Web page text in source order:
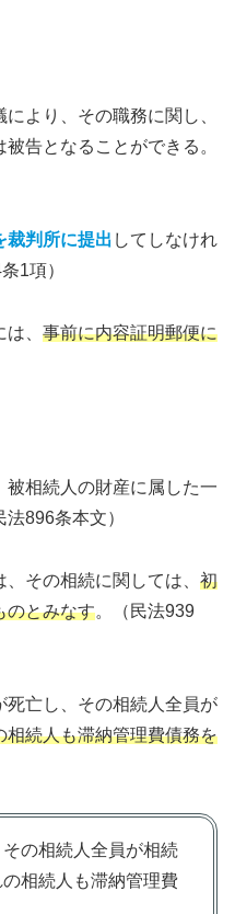
より、その職務に関し、
告となることができる。
裁判所に提出 してしなけれ
1項）
、 事前に内容証明郵便に
相続人の財産に属した一
896条本文）
その相続に関しては、 初
のとみなす。（民法939
死亡し、その相続人全員が
相続人も滞納管理費債務を
の相続人全員が相続
相続人も滞納管理費